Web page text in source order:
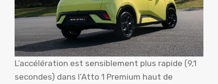
L’accélération est sensiblement plus rapide (9,1
secondes) dans l’Atto 1 Premium haut de